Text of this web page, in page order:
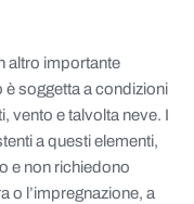
altro importante
è soggetta a condizioni
vento e talvolta neve. I
a questi elementi,
e non richiedono
o l’impregnazione, a